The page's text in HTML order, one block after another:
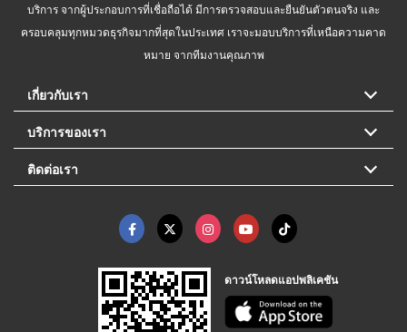
บริการ จากผู้ประกอบการที่เชื่อถือได้ มีการตรวจสอบและยืนยันตัวตนจริง และ
ครอบคลุมทุกหมวดธุรกิจมากที่สุดในประเทศ เราจะมอบบริการที่เหนือความคาด
หมาย จากทีมงานคุณภาพ
เกี่ยวกับเรา
บริการของเรา
ติดต่อเรา
ดาวน์โหลดแอปพลิเคชัน